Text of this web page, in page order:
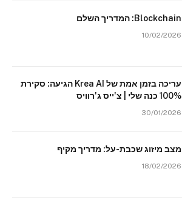
Blockchain: המדריך השלם
10/02/2026
עריכה בזמן אמת של Krea AI הגיעה: סקירת
100% כנה שלי | צ'ייס ג'רוויס
30/01/2026
מצב מיזוג שכבת-על: מדריך מקיף
18/02/2026